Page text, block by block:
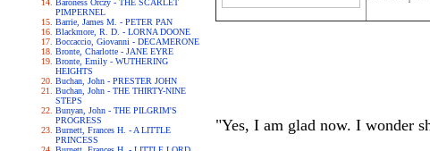
Baroness Orczy - THE SCARLET
PIMPERNEL
Barrie, James M. - PETER PAN
Blackmore, R. D. - LORNA DOONE
Boccaccio, Giovanni - DECAMERONE
Bronte, Charlotte - JANE EYRE
Bronte, Emily - WUTHERING
HEIGHTS
Buchan, John - PRESTER JOHN
Buchan, John - THE THIRTY-NINE
STEPS
Bunyan, John - THE PILGRIM'S
PROGRESS
Burnett, Frances H. - A LITTLE
PRINCESS
"Yes, I am glad now. I wonder